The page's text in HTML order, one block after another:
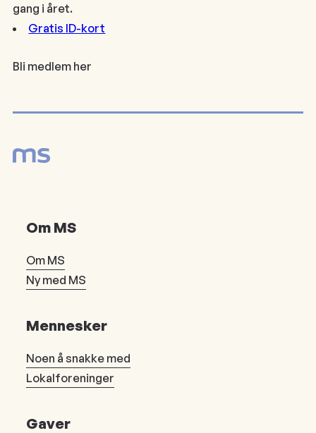
gang i året.
Gratis ID-kort
Bli medlem her
Om MS
Om MS
Ny med MS
Mennesker
Noen å snakke med
Lokalforeninger
Gaver